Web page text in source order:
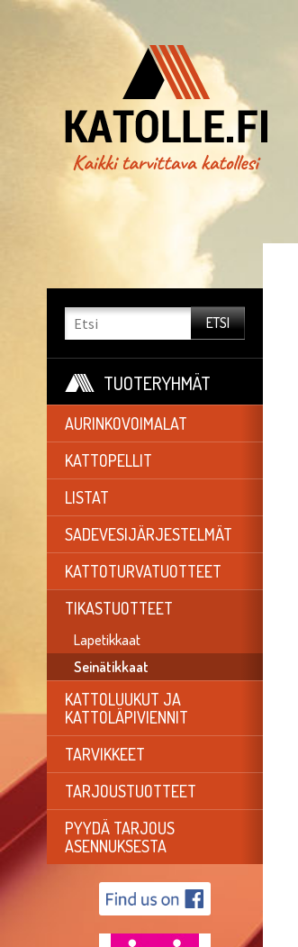
TUOTERYHMÄT
AURINKOVOIMALAT
KATTOPELLIT
LISTAT
SADEVESIJÄRJESTELMÄT
KATTOTURVATUOTTEET
TIKASTUOTTEET
Lapetikkaat
Seinätikkaat
KATTOLUUKUT JA
KATTOLÄPIVIENNIT
TARVIKKEET
TARJOUSTUOTTEET
PYYDÄ TARJOUS
ASENNUKSESTA